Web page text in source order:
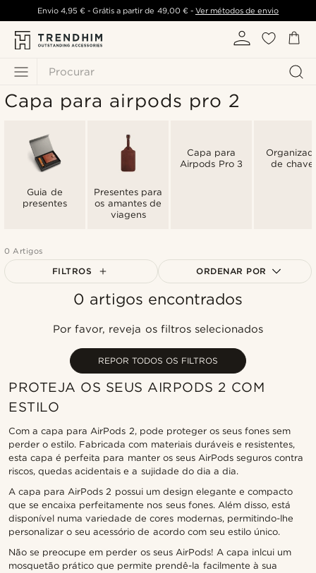
Procurar
Envio 4,95 €- Grátis a partir de 49,00 €- Ver métodos de envio
Capa para airpods pro 2
Guia de
presentes
Presentes para
os amantes de
viagens
Capa para
Airpods Pro 3
de
0 Artigos
FILTROS ORDENAR POR
Mais vendidos
Preço mais alto
0 artigos encontrados
Por favor, reveja os filtros selecionados
REPOR TODOS OS FILTROS
PROTEJA OS SEUS AIRPODS 2 COM
ESTILO
Com a capa para AirPods 2, pode proteger os seus fones sem
perder o estilo. Fabricada com materiais duráveis e resistentes,
esta capa é perfeita para manter os seus AirPods seguros contra
riscos, quedas acidentais e a sujidade do dia a dia.
A capa para AirPods 2 possui um design elegante e compacto
que se encaixa perfeitamente nos seus fones. Além disso, está
disponível numa variedade de cores modernas, permitindo-lhe
personalizar o seu acessório de acordo com seu estilo único.
Não se preocupe em perder os seus AirPods! A capa inlcui um
mosquetão prático que permite prendê-la facilmente à sua